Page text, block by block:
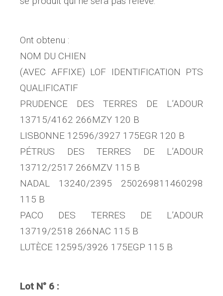
Ont obtenu :
NOM DU CHIEN
(AVEC AFFIXE) LOF IDENTIFICATION PTS
QUALIFICATIF
PRUDENCE DES TERRES DE L’ADOUR
13715/4162 266MZY 120 B
LISBONNE 12596/3927 175EGR 120 B
PÉTRUS DES TERRES DE L’ADOUR
13712/2517 266MZV 115 B
NADAL 13240/2395 250269811460298
115 B
PACO DES TERRES DE L’ADOUR
13719/2518 266NAC 115 B
LUTÈCE 12595/3926 175EGP 115 B
Lot N° 6 :